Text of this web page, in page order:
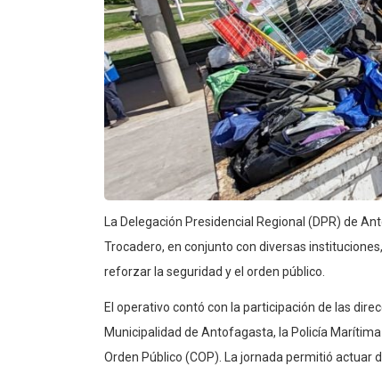
La Delegación Presidencial Regional (DPR) de
Trocadero, en conjunto con diversas
reforzar la seguridad y el orden público.
El operativo contó con la participación de las
Municipalidad de Antofagasta, la Policía
Orden Público (COP). La jornada permitió